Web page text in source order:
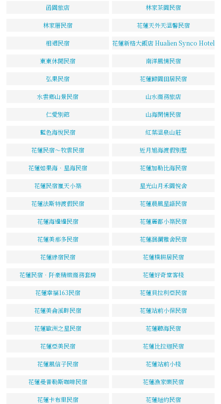
函園旅店 林家茶園民宿
林家厝民宿 花蓮天外天溫馨民宿
相遇民宿 花蓮新格大飯店 Hualien Synco Hotel
東東休閒民宿 南洋風情民宿
弘果民宿 花蓮歸園田居民宿
水雲鄉山景民宿 山水商務旅店
仁愛別館 山海閑情民宿
藍色海悅民宿 紅葉溫泉山莊
花蓮民宿～牧雲民宿 近月旭海渡假別墅
花蓮如果海．星海民宿 花蓮加勒比海民宿
花蓮民宿嵐天小築 星光山月禾園悅舍
花蓮法斯特渡假民宿 花蓮晨風星語民宿
花蓮海邊邊民宿 花蓮麗都小築民宿
花蓮美那多民宿 花蓮洄瀾雅舍民宿
花蓮綠宿民宿 花蓮樸耕居民宿
花蓮民宿．阡豪精緻商務套房 花蓮好奇堂客棧
花蓮幸福163民宿 花蓮貝拉利亞民宿
花蓮美侖溪畔民宿 花蓮站前小保民宿
花蓮歐洲之星民宿 花蓮聽海民宿
花蓮亞美民宿 花蓮比拉迦民宿
花蓮風信子民宿 花蓮站前小棧
花蓮曼普勒斯咖啡民宿 花蓮漁家樂民宿
花蓮卡布里民宿 花蓮紐約民宿